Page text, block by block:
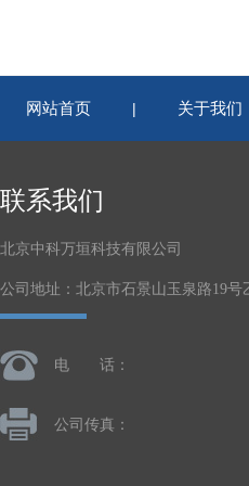
网站首页 | 关于我们
联系我们
北京中科万垣科技有限公司
公司地址：北京市石景山玉泉路19
电 话：
公司传真：